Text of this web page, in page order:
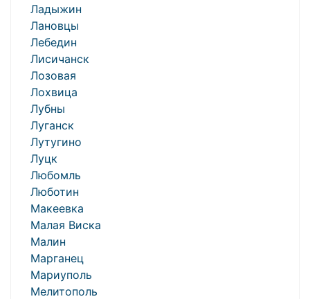
Ладыжин
Лановцы
Лебедин
Лисичанск
Лозовая
Лохвица
Лубны
Луганск
Лутугино
Луцк
Любомль
Люботин
Макеевка
Малая Виска
Малин
Марганец
Мариуполь
Мелитополь